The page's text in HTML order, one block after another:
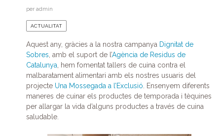
per admin
ACTUALITAT
Aquest any, gràcies a la nostra campanya Dignitat de
Sobres, amb el suport de l’Agència de Residus de
Catalunya, hem fomentat tallers de cuina contra el
malbaratament alimentari amb els nostres usuaris del
projecte Una Mossegada a l’Exclusió. Ensenyem diferents
maneres de cuinar els productes de temporada i tèquines
per allargar la vida d’alguns productes a través de cuina
saludable.